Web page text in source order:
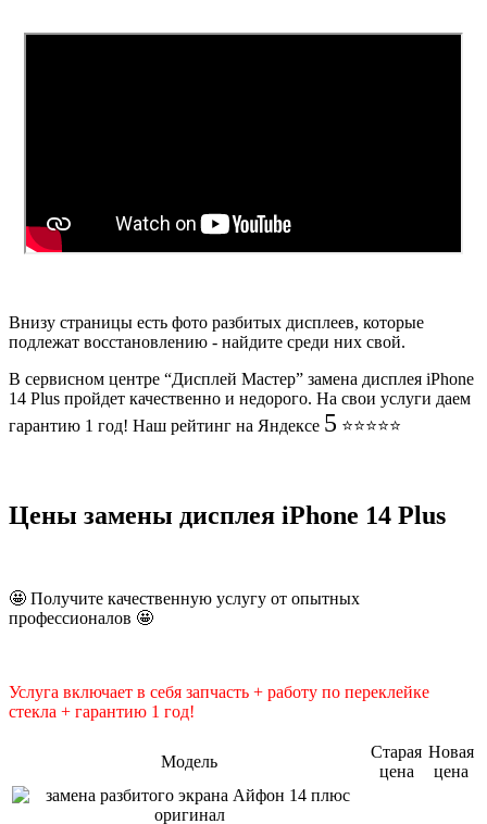
Внизу страницы есть фото разбитых дисплеев, которые
подлежат восстановлению - найдите среди них свой.
В сервисном центре “Дисплей Мастер” замена дисплея iPhone
14 Plus пройдет качественно и недорого. На свои услуги даем
гарантию 1 год! Наш рейтинг на Яндексе 5 ⭐️⭐️⭐️⭐️⭐️
Цены замены дисплея iPhone 14 Plus
🤩 Получите качественную услугу от опытных
профессионалов 🤩
Услуга включает в себя запчасть + работу по переклейке
стекла + гарантию 1 год!
Модель
Старая
цена
Новая
цена